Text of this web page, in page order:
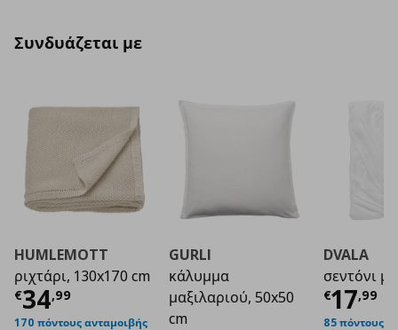
Συνδυάζεται με
HUMLEMOTT
ριχτάρι, 130x170 cm
€34,99
Τρέχουσα τιμή€ 34,99
170 πόντους ανταμοιβής
GURLI
κάλυμμα
μαξιλαριού, 50x50
cm
DVALA
σεντόνι
€17,99
85 πόντους